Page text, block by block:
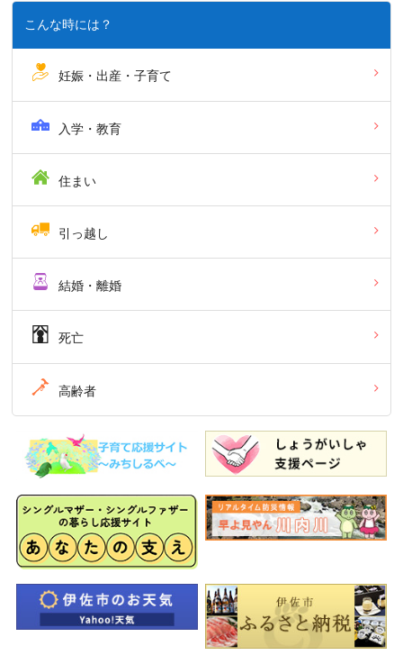
こんな時には？
妊娠・出産・子育て
入学・教育
住まい
引っ越し
結婚・離婚
死亡
高齢者